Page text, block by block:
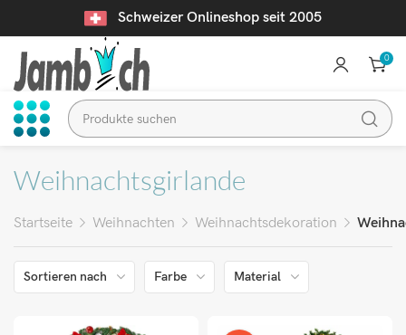
Schweizer Onlineshop seit 2005
0
Weihnachtsgirlande
Startseite Weihnachten Weihnachtsdekoration
Sortieren nach Farbe Material